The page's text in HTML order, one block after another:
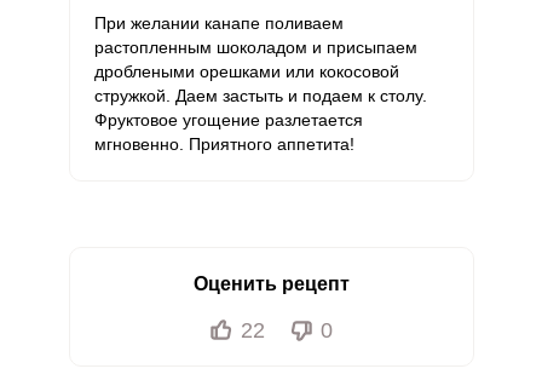
При желании канапе поливаем
растопленным шоколадом и присыпаем
дроблеными орешками или кокосовой
стружкой. Даем застыть и подаем к столу.
Фруктовое угощение разлетается
мгновенно. Приятного аппетита!
Оценить рецепт
22 0